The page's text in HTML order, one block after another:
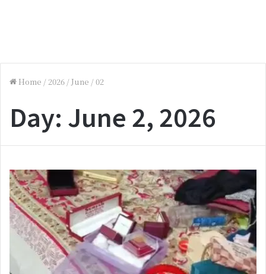
Home /2026 /June /02
Day: June 2, 2026